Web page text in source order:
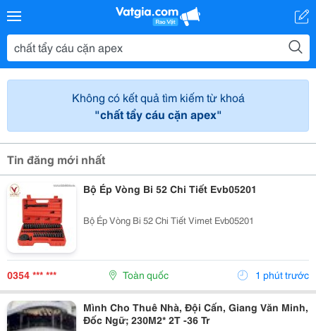
Không có kết quả tìm kiếm từ khoá
"chất tẩy cáu cặn apex"
Tin đăng mới nhất
Bộ Ép Vòng Bi 52 Chi Tiết Evb05201
Bộ Ép Vòng Bi 52 Chi Tiết Vimet Evb05201
0354 *** *** Toàn quốc 1 phút trước
Mình Cho Thuê Nhà, Đội Cấn, Giang Văn Minh,
Đốc Ngữ; 230M2* 2T -36 Tr